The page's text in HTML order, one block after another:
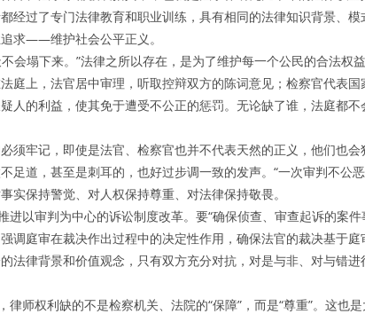
经过了专门法律教育和职业训练，具有相同的法律知识背景、
求——维护社会公平正义。
会塌下来。”法律之所以存在，是为了维护每一个公民的合法权
庭上，法官居中审理，听取控辩双方的陈词意见；检察官代表
人的利益，使其免于遭受不公正的惩罚。无论缺了谁，法庭都
须牢记，即使是法官、检察官也并不代表天然的正义，他们也
足道，甚至是刺耳的，也好过步调一致的发声。“一次审判不公
实保持警觉、对人权保持尊重、对法律保持敬畏。
以审判为中心的诉讼制度改革。要“确保侦查、审查起诉的案
调庭审在裁决作出过程中的决定性作用，确保法官的裁决基于
法律背景和价值观念，只有双方充分对抗，对是与非、对与错
师权利缺的不是检察机关、法院的“保障”，而是“尊重”。这也